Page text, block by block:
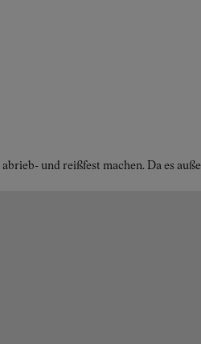
und reißfest machen. Da es